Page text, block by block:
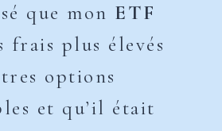
que mon ETF
frais plus élevés
options
et qu’il était